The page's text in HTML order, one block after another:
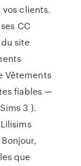
clients.
CC
site
Vêtements
fiables —
3 ).
que